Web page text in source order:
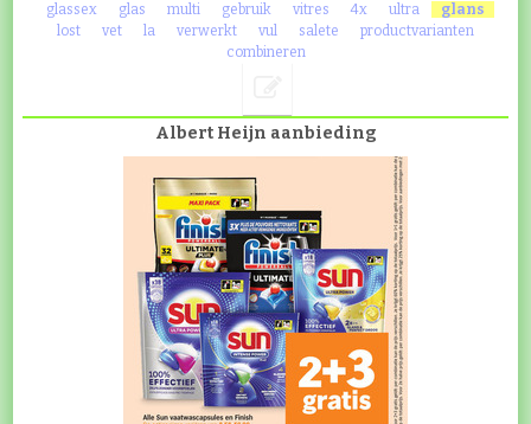
glassex
glas multi gebruik vitres 4x ultra
glans
lost
vet la verwerkt vul salete
productvarianten
combineren
Albert Heijn aanbieding